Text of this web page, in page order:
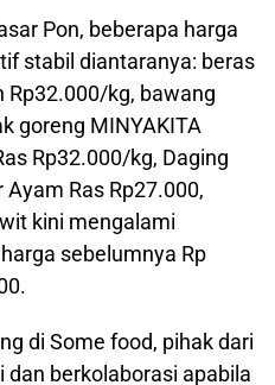
Pon, beberapa harga
stabil diantaranya: beras
Rp32.000/kg, bawang
goreng MINYAKITA
Rp32.000/kg, Daging
Ras Rp27.000,
kini mengalami
sebelumnya Rp
di Some food, pihak dari
dan berkolaborasi apabila